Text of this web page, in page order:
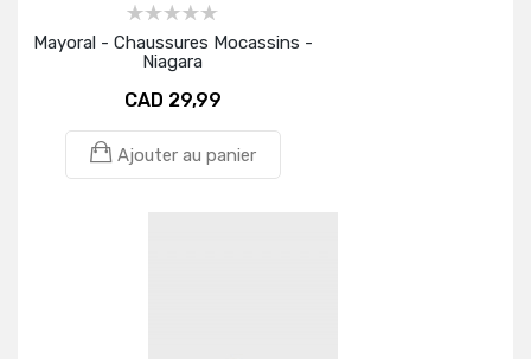
Mayoral - Chaussures Mocassins -
Niagara
CAD 29,99
Ajouter au panier